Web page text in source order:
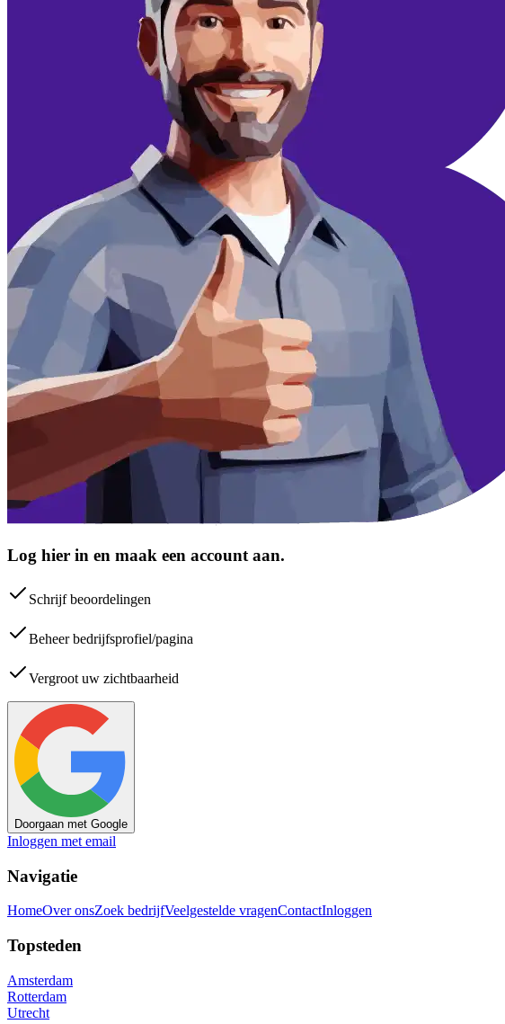
Log hier in en maak een account aan.
Schrijf beoordelingen
Beheer bedrijfsprofiel/pagina
Vergroot uw zichtbaarheid
Doorgaan met Google
Inloggen met email
Navigatie
HomeOver onsZoek bedrijfVeelgestelde vragenContactInloggen
Topsteden
Amsterdam
Rotterdam
Utrecht